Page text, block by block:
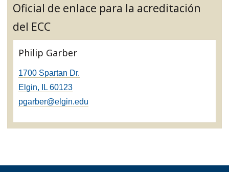
Oficial de enlace para la acreditación
del ECC
Philip Garber
1700 Spartan Dr.
Elgin, IL 60123
pgarber@elgin.edu